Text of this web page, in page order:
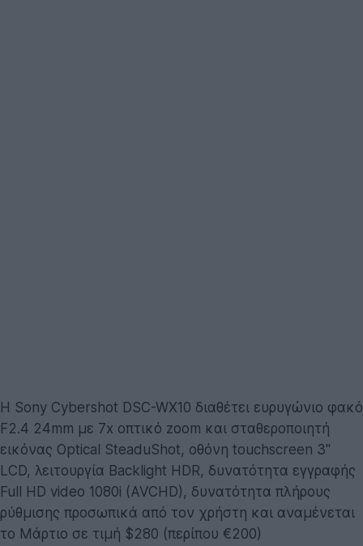
Η Sony Cybershot DSC-WX10 διαθέτει ευρυγώνιο φακό
F2.4 24mm με 7x οπτικό zoom και σταθεροποιητή
εικόνας Optical SteaduShot, οθόνη touchscreen 3''
LCD, λειτουργία Backlight HDR, δυνατότητα εγγραφής
Full HD video 1080i (AVCHD), δυνατότητα πλήρους
ρύθμισης προσωπικά από τον χρήστη και αναμένεται
το Μάρτιο σε τιμή $280 (περίπου €200)